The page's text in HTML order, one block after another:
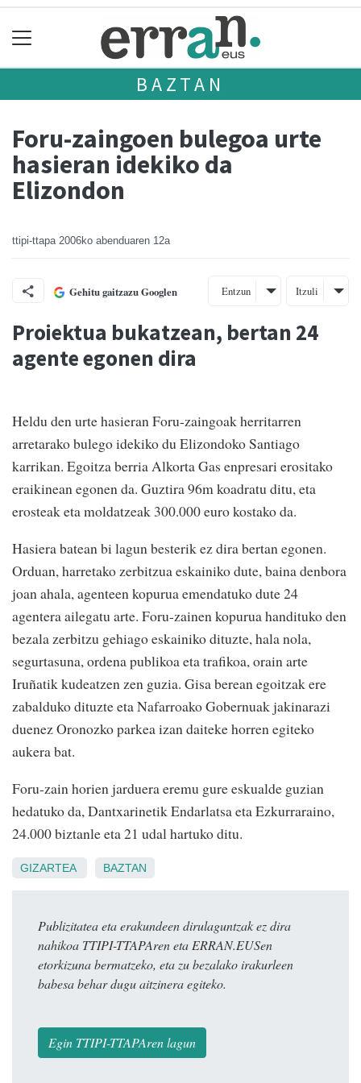
BAZTAN
Foru-zaingoen bulegoa urte
hasieran idekiko da
Elizondon
ttipi-ttapa 2006ko abenduaren 12a
Gehitu gaitzazu Googlen Entzun Itzuli
Proiektua bukatzean, bertan 24
agente egonen dira
Heldu den urte hasieran Foru-zaingoak herritarren
arretarako bulego idekiko du Elizondoko Santiago
karrikan. Egoitza berria Alkorta Gas enpresari erositako
eraikinean egonen da. Guztira 96m koadratu ditu, eta
erosteak eta moldatzeak 300.000 euro kostako da.
Hasiera batean bi lagun besterik ez dira bertan egonen.
Orduan, harretako zerbitzua eskainiko dute, baina denbora
joan ahala, agenteen kopurua emendatuko dute 24
agentera ailegatu arte. Foru-zainen kopurua handituko den
bezala zerbitzu gehiago eskainiko dituzte, hala nola,
segurtasuna, ordena publikoa eta trafikoa, orain arte
Iruñatik kudeatzen zen guzia. Gisa berean egoitzak ere
zabalduko dituzte eta Nafarroako Gobernuak jakinarazi
duenez Oronozko parkea izan daiteke horren egiteko
aukera bat.
Foru-zain horien jarduera eremu gure eskualde guzian
hedatuko da, Dantxarinetik Endarlatsa eta Ezkurraraino,
24.000 biztanle eta 21 udal hartuko ditu.
GIZARTEA BAZTAN
Publizitatea eta erakundeen dirulaguntzak ez dira
nahikoa TTIPI-TTAPAren eta ERRAN.EUSen
etorkizuna bermatzeko, eta zu bezalako irakurleen
babesa behar dugu aitzinera egiteko.
Egin TTIPI-TTAPAren lagun